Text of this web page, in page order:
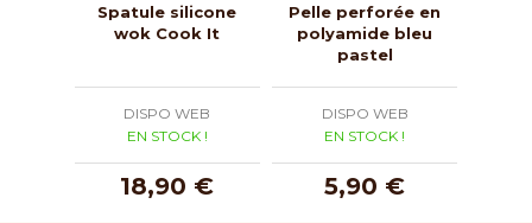
Spatule silicone
wok Cook It
DISPO WEB
EN STOCK !
18,90 €
Pelle perforée en
polyamide bleu
pastel
DISPO WEB
EN STOCK !
5,90 €